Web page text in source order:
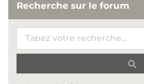
Recherche sur le forum